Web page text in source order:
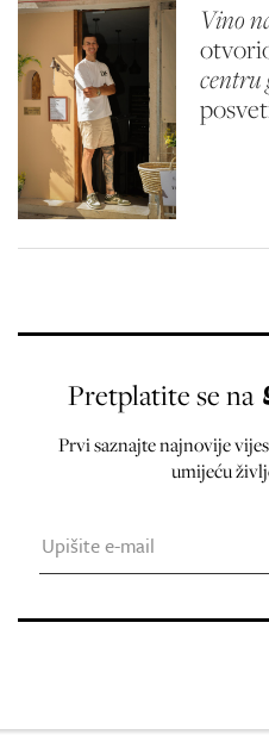
Vino
centru
Pretplatite se na
Prvi saznajte najnovije
umijeću